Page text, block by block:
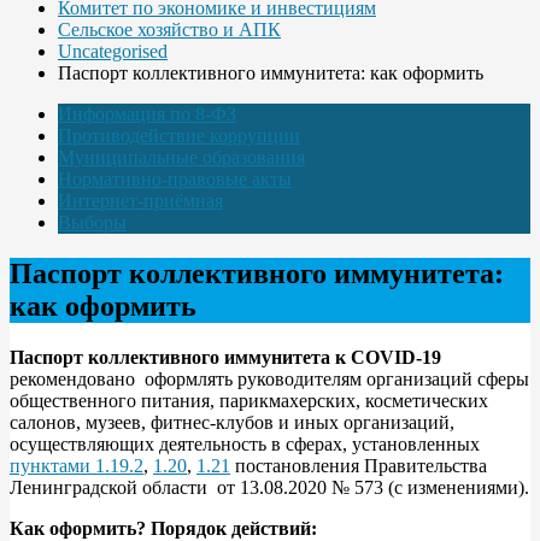
Комитет по экономике и инвестициям
Сельское хозяйство и АПК
Uncategorised
Паспорт коллективного иммунитета: как оформить
Информация по 8-ФЗ
Противодействие коррупции
Муниципальные образования
Нормативно-правовые акты
Интернет-приёмная
Выборы
Паспорт коллективного иммунитета:
как оформить
Паспорт коллективного иммунитета к COVID-19
рекомендовано оформлять руководителям организаций сферы
общественного питания, парикмахерских, косметических
салонов, музеев, фитнес-клубов и иных организаций,
осуществляющих деятельность в сферах, установленных
пунктами 1.19.2, 1.20, 1.21 постановления Правительства
Ленинградской области от 13.08.2020 № 573 (с изменениями).
Как оформить? Порядок действий: